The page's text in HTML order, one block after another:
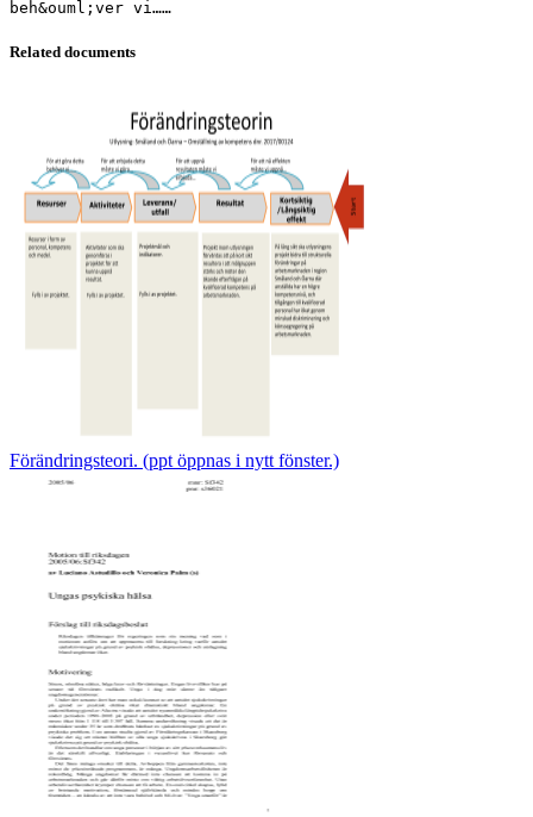
Related documents
Förändringsteori. (ppt öppnas i nytt fönster.)